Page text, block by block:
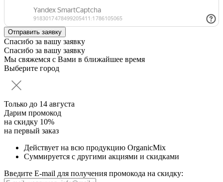
Спасибо за вашу заявку
Спасибо за вашу заявку
Мы свяжемся с Вами в ближайшее время
Выберите город
Только до 14 августа
Дарим промокод
на скидку 10%
на первый заказ
Действует на всю продукцию OrganicMix
Суммируется с другими акциями и скидками
Введите E-mail для получения промокода на скидку: